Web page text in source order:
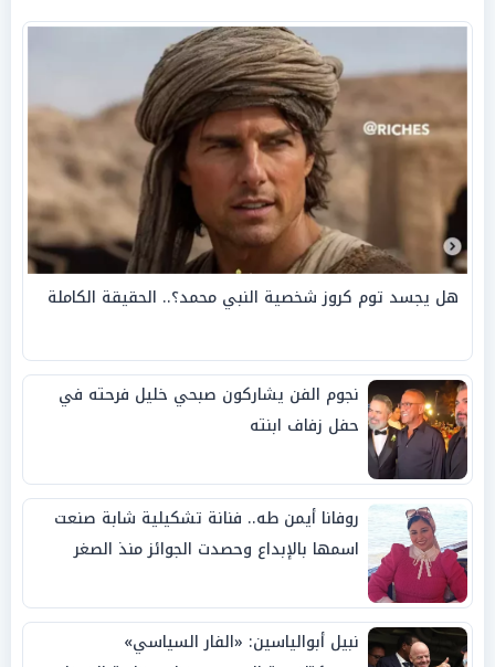
هل يجسد توم كروز شخصية النبي محمد؟.. الحقيقة الكاملة
نجوم الفن يشاركون صبحي خليل فرحته في
حفل زفاف ابنته
روفانا أيمن طه.. فنانة تشكيلية شابة صنعت
اسمها بالإبداع وحصدت الجوائز منذ الصغر
نبيل أبوالياسين: «الفار السياسي»